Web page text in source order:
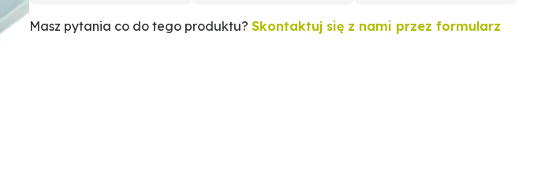
Masz pytania co do tego produktu? Skontaktuj się z nami przez formularz